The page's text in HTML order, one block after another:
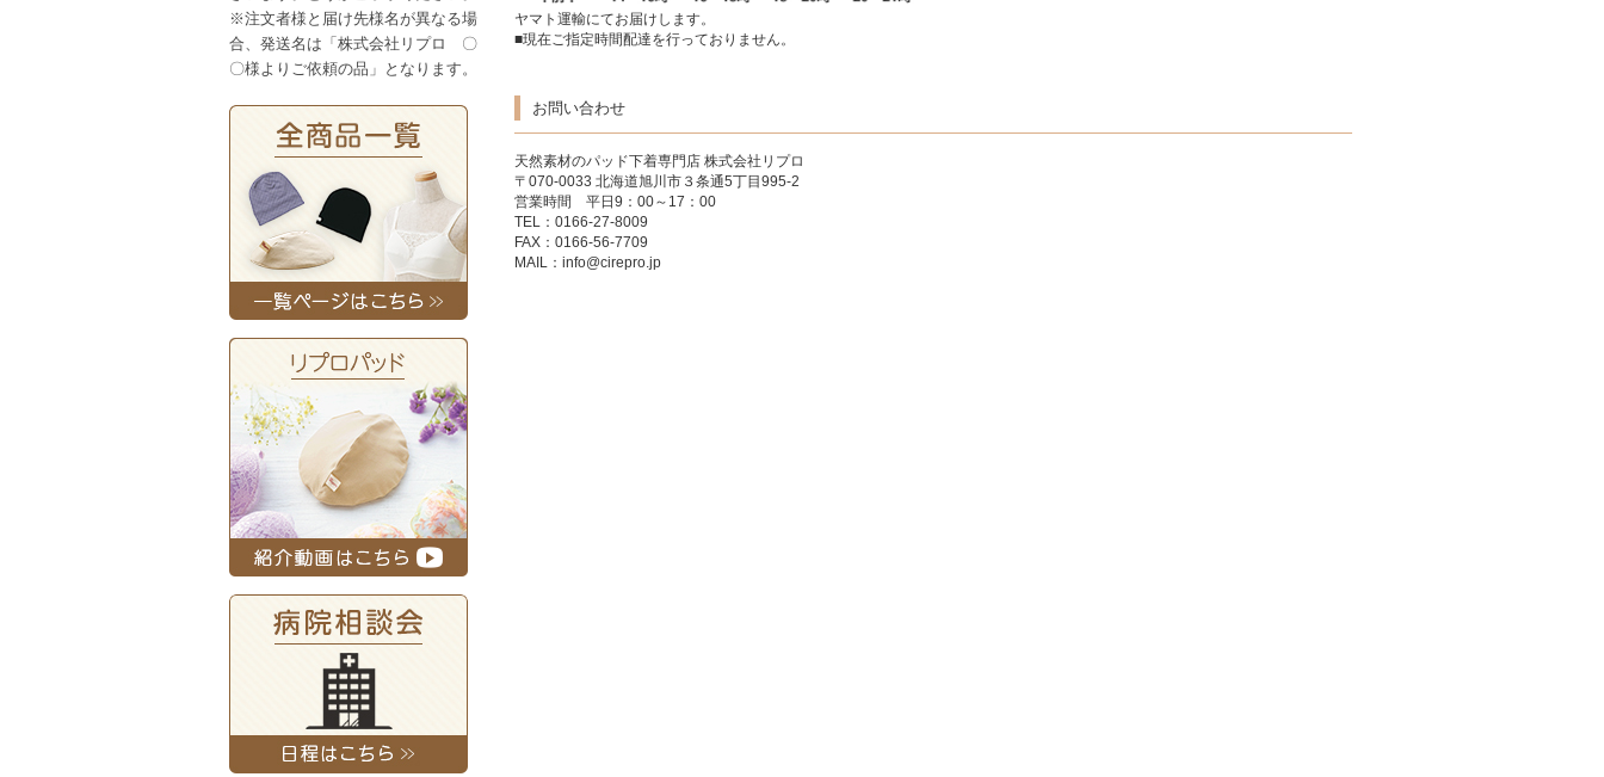
ヤマト運輸にてお届けします。
■現在ご指定時間配達を行っておりません。
お問い合わせ
天然素材のパッド下着専門店 株式会社リプロ
〒070-0033 北海道旭川市３条通5丁目995-2
営業時間 平日9：00～17：00
TEL：0166-27-8009
FAX：0166-56-7709
MAIL： info@cirepro.jp
※注文者様と届け先様名が異なる場
合、発送名は「株式会社リプロ 〇
〇様よりご依頼の品」となります。